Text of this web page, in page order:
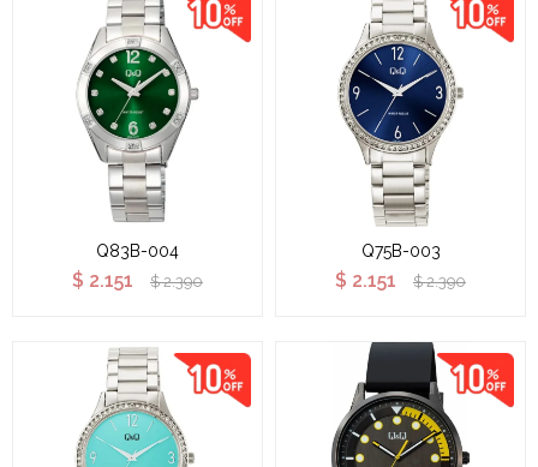
Q83B-004
$ 2.151 $ 2.390
Q75B-003
$ 2.151 $ 2.390